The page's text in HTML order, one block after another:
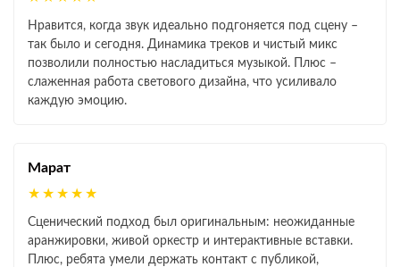
Нравится, когда звук идеально подгоняется под сцену –
так было и сегодня. Динамика треков и чистый микс
позволили полностью насладиться музыкой. Плюс –
слаженная работа светового дизайна, что усиливало
каждую эмоцию.
Марат
★★★★★
Сценический подход был оригинальным: неожиданные
аранжировки, живой оркестр и интерактивные вставки.
Плюс, ребята умели держать контакт с публикой,